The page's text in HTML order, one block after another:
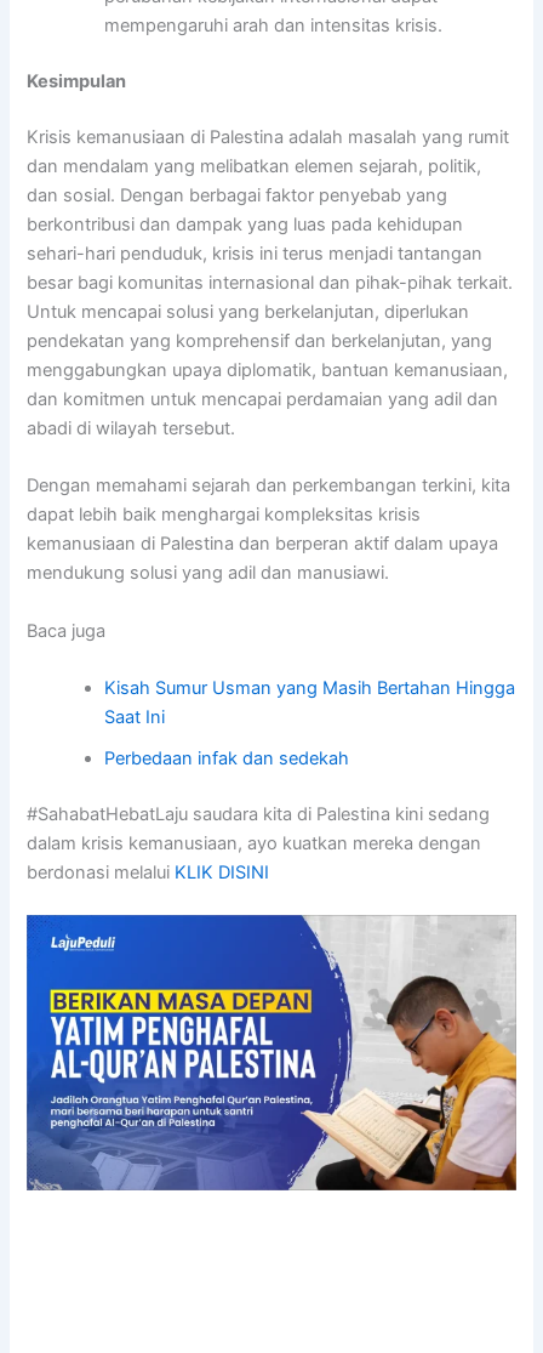
mempengaruhi arah dan intensitas krisis.
Kesimpulan
Krisis kemanusiaan di Palestina adalah masalah yang rumit
dan mendalam yang melibatkan elemen sejarah, politik,
dan sosial. Dengan berbagai faktor penyebab yang
berkontribusi dan dampak yang luas pada kehidupan
sehari-hari penduduk, krisis ini terus menjadi tantangan
besar bagi komunitas internasional dan pihak-pihak terkait.
Untuk mencapai solusi yang berkelanjutan, diperlukan
pendekatan yang komprehensif dan berkelanjutan, yang
menggabungkan upaya diplomatik, bantuan kemanusiaan,
dan komitmen untuk mencapai perdamaian yang adil dan
abadi di wilayah tersebut.
Dengan memahami sejarah dan perkembangan terkini, kita
dapat lebih baik menghargai kompleksitas krisis
kemanusiaan di Palestina dan berperan aktif dalam upaya
mendukung solusi yang adil dan manusiawi.
Baca juga
Kisah Sumur Usman yang Masih Bertahan Hingga
Saat Ini
Perbedaan infak dan sedekah
#SahabatHebatLaju saudara kita di Palestina kini sedang
dalam krisis kemanusiaan, ayo kuatkan mereka dengan
berdonasi melalui KLIK DISINI